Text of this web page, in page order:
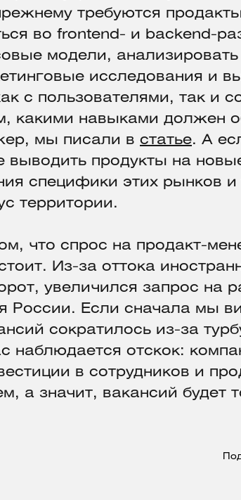
требуются
во frontend- и backend-
модели,
исследования и
с пользователями, так и
какими навыками должен
мы писали в статье. А
выводить продукты на
специфики этих рынков и
территории.
что спрос на продакт-
Из-за оттока
увеличился запрос на
России. Если сначала мы
сократилось из-за
наблюдается отскок:
в сотрудников и
а значит, вакансий будет